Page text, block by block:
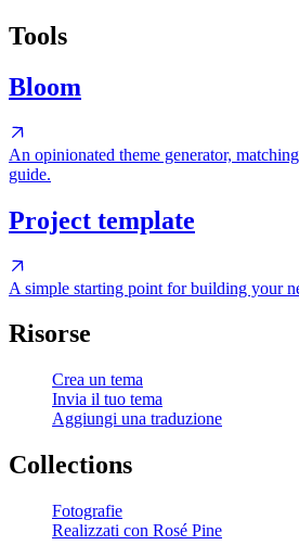
Tools
Bloom
An opinionated theme generator,
guide.
Project template
A simple starting point for building your
Risorse
Crea un tema
Invia il tuo tema
Aggiungi una traduzione
Collections
Fotografie
Realizzati con Rosé Pine